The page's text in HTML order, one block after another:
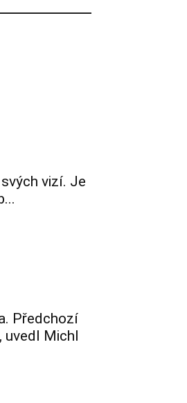
vizí. Je
Předchozí
uvedl Michl